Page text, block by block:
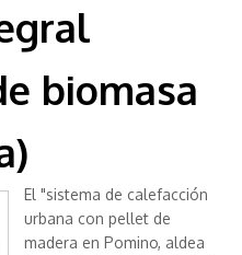
biomasa
El "sistema de calefacción
urbana con pellet de
madera en Pomino, aldea